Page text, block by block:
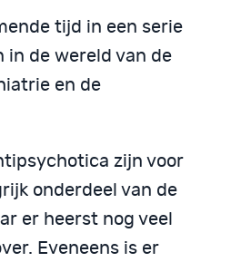
tijd in een serie
in de wereld van de
en de
zijn voor
onderdeel van de
er heerst nog veel
Eveneens is er